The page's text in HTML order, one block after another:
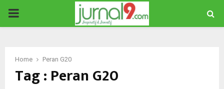
PRIMARY
Home Peran G20
Tag : Peran G20